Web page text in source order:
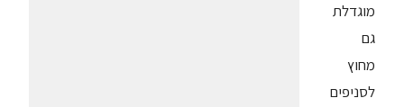
מוגדלת
גם
מחוץ
לסניפים